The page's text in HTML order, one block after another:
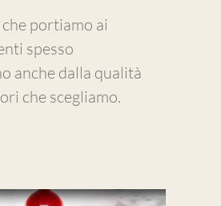
portiamo ai
spesso
anche dalla qualità
che scegliamo.